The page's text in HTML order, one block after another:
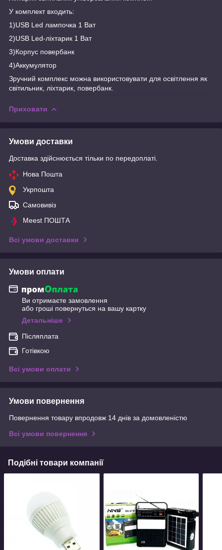
У комплект входить:
1)USB Led лампочка 1 Ват
2)USB Led-ліхтарик 1 Ват
3)Корпус повербанк
4)Аккумулятор
Зручний комплекс можна використовувати для освітлення як
світильник, ліхтарик, повербанк.
Приховати
Умови доставки
Доставка здійснюється тільки по передоплаті.
Нова Пошта
Укрпошта
Самовивіз
Meest ПОШТА
Всі умови доставки
Умови оплати
Ви отримаєте замовлення
або гроші повернуться на вашу картку
Детальніше
Післяплата
Готівкою
Всі умови оплати
Умови повернення
Повернення товару впродовж 14 днів за домовленістю
Всі умови повернення
Подібні товари компанії